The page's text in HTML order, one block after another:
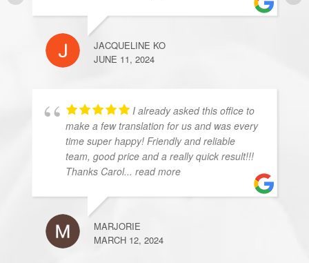
JACQUELINE KO
JUNE 11, 2024
I already asked this office to
make a few translation for us and was every
time super happy! Friendly and reliable
team, good price and a really quick result!!!
Thanks Carol... read more
MARJORIE
MARCH 12, 2024